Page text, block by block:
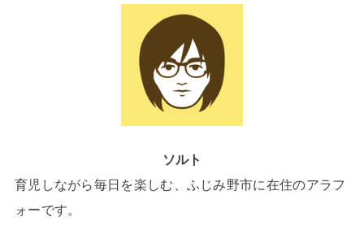
ソルト
育児しながら毎日を楽しむ、ふじみ野市に在住のアラフ
ォーです。